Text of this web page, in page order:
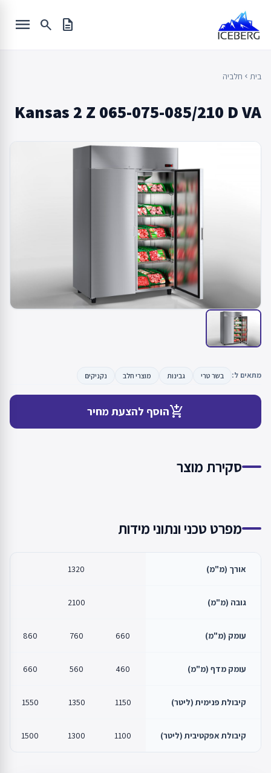
content
description
search
menu
בית chevron_left חלביה
Kansas 2 Z 065-075-085/210 D VA
מתאים ל: בשר טרי גבינות מוצרי חלב נקניקים
add_shopping_cartהוסף להצעת מחיר
סקירת מוצר
מפרט טכני ונתוני מידות
אורך (מ"מ) 1320
גובה (מ"מ) 2100
עומק (מ"מ) 660
760
860
עומק מדף (מ"מ) 460
560
660
קיבולת פנימית (ליטר) 1150
1350
1550
קיבולת אפקטיבית (ליטר) 1100
1300
1500